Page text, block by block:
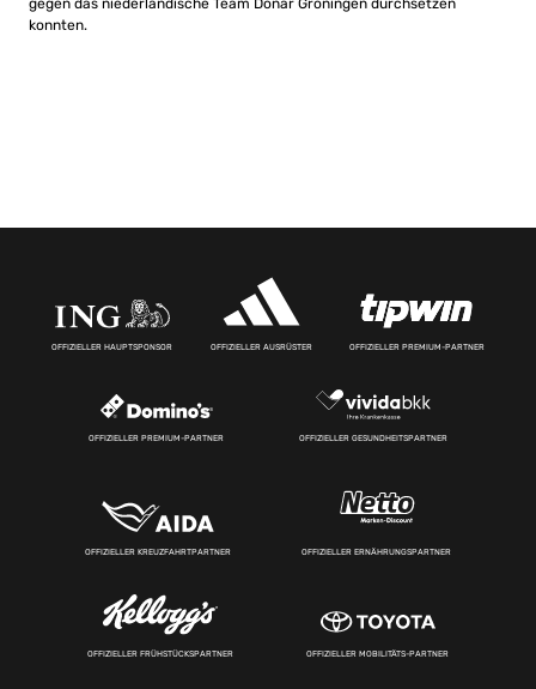
gegen das niederländische Team Donar Groningen durchsetzen
konnten.
OFFIZIELLER HAUPTSPONSOR OFFIZIELLER AUSRÜSTER OFFIZIELLER PREMIUM-PARTNER
OFFIZIELLER PREMIUM-PARTNER OFFIZIELLER GESUNDHEITSPARTNER
OFFIZIELLER KREUZFAHRTPARTNER OFFIZIELLER ERNÄHRUNGSPARTNER
OFFIZIELLER FRÜHSTÜCKSPARTNER OFFIZIELLER MOBILITÄTS-PARTNER